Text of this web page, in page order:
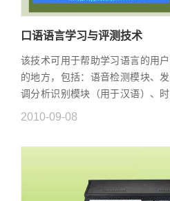
口语语言学习与评测技术
该技术可用于帮助学习语言的用
的地方，包括：语音检测模块、
调分析识别模块（用于汉语）、
评估模块以及综合评估模块。对
2010-09-08